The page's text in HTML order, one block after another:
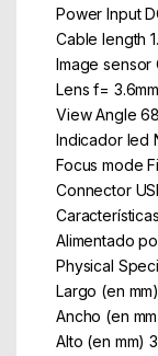
Power Input
Cable length
Image sensor
Lens f= 3.6mm
View Angle
Indicador led
Focus mode
Connector
Características
Alimentado
Physical
Largo (en
Ancho (en
Alto (en mm)